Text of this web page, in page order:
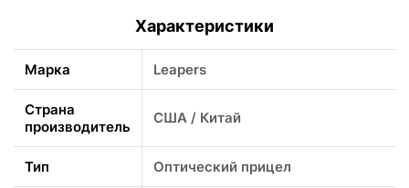
Характеристики
Марка Leapers
Страна
производитель
США / Китай
Тип Оптический прицел